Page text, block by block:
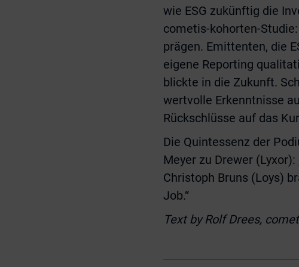
wie ESG zukünftig die
cometis-kohorten-
prägen. Emittenten, die
eigene Reporting
blickte in die Zukunft.
wertvolle Erkenntnisse
Rückschlüsse auf das
Die Quintessenz der
Meyer zu Drewer
Christoph Bruns (Loys)
Job.“
Text by Rolf Drees,